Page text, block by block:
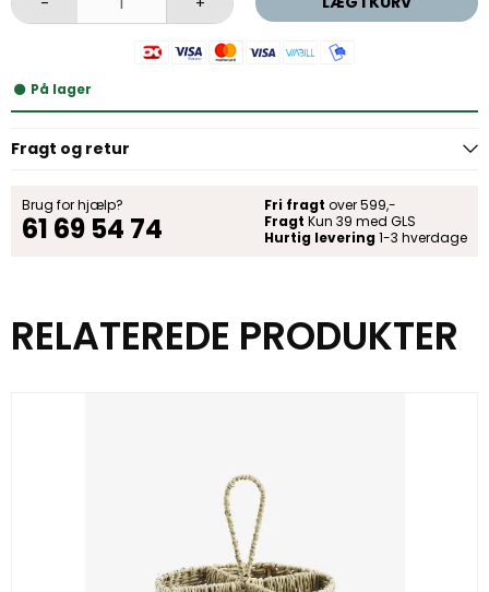
På lager
Fragt og retur
Brug for hjælp?
61 69 54 74
Fri fragt over 599,-
Fragt Kun 39 med GLS
Hurtig levering 1-3 hverdage
RELATEREDE PRODUKTER